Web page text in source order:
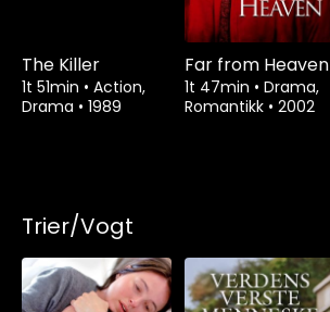
The Killer
1t 51min • Action,
Drama • 1989
Far from Heaven
1t 47min • Drama,
Romantikk • 2002
Trier/Vogt